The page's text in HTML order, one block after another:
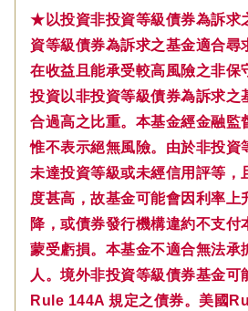
★以投資非投資等級債券為訴求
資等級債券為訴求之基金適合尋
在收益且能承受較高風險之非保
投資以非投資等級債券為訴求之
合過高之比重。本基金經金融監
惟不表示絕無風險。由於非投資
未達投資等級或未經信用評等，
度甚高，故基金可能會因利率上
降，或債券發行機構違約不支付
蒙受虧損。本基金不適合無法承
人。境外非投資等級債券基金可
Rule 144A 規定之債券。美國